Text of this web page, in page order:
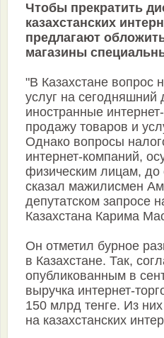
Чтобы прекратить
казахстанских
предлагают
магазины
"В Казахстане вопрос
услуг на сегодняшний
иностранные
продажу товаров и
Однако вопросы
интернет-компаний,
физическим лицам, до
сказал мажилисмен
депутатском запросе
Казахстана Карима
Он отметил бурное
в Казахстане. Так,
опубликованным в
выручка интернет-
150 млрд тенге. Из
на казахстанских